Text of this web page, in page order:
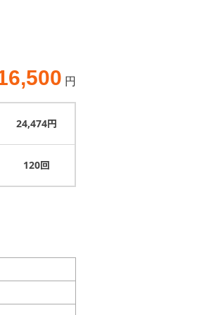
円
24,474円
120回